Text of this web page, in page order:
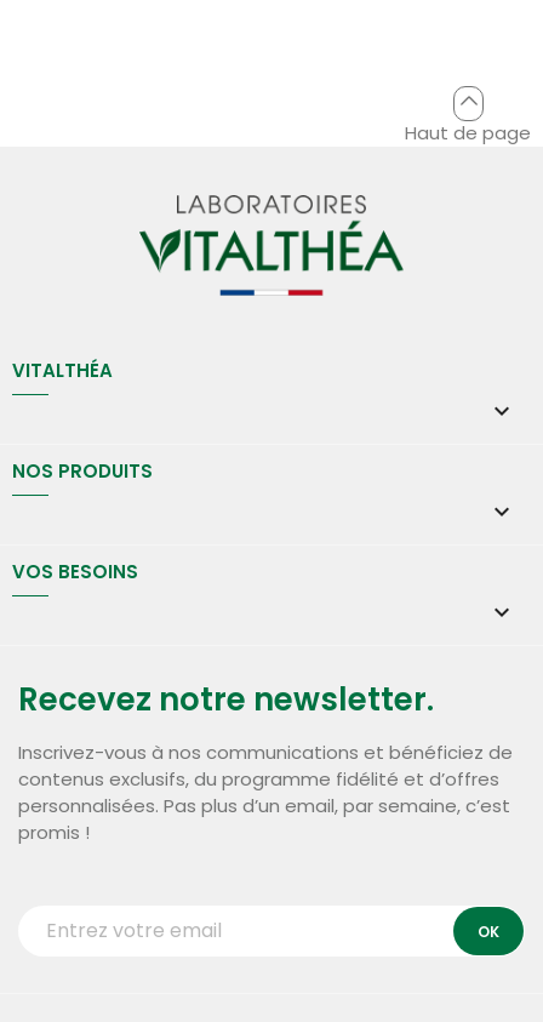
Haut de page
VITALTHÉA

NOS PRODUITS

VOS BESOINS

Recevez notre newsletter.
Inscrivez-vous à nos communications et bénéficiez de
contenus exclusifs, du programme fidélité et d’offres
personnalisées. Pas plus d’un email, par semaine, c’est
promis !